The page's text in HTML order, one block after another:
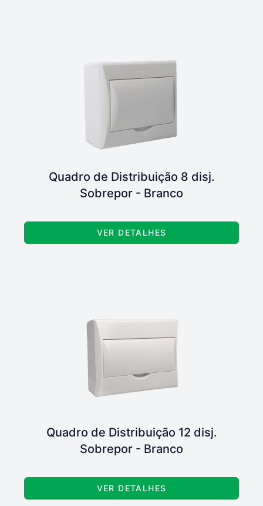
Quadro de Distribuição 8 disj.
Sobrepor - Branco
VER DETALHES
Quadro de Distribuição 12 disj.
Sobrepor - Branco
VER DETALHES